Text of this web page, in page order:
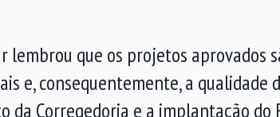
lembrou que os projetos aprovados
e, consequentemente, a qualidade
da Corregedoria e a implantação do